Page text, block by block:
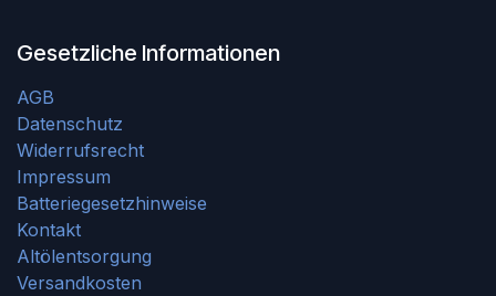
Gesetzliche Informationen
AGB
Datenschutz
Widerrufsrecht
Impressum
Batteriegesetzhinweise
Kontakt
Altölentsorgung
Versandkosten